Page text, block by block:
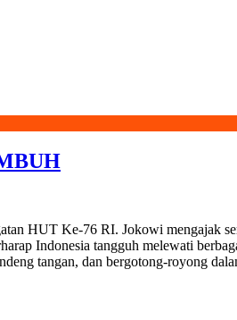
HUT Ke-76 RI. Jokowi mengajak
Indonesia tangguh melewati
tangan, dan bergotong-royong